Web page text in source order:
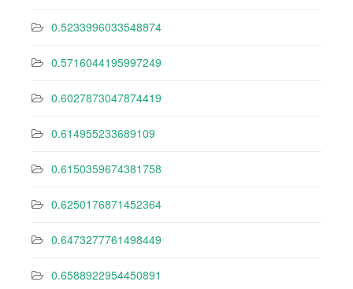
0.5233996033548874
0.5716044195997249
0.6027873047874419
0.614955233689109
0.6150359674381758
0.6250176871452364
0.6473277761498449
0.6588922954450891